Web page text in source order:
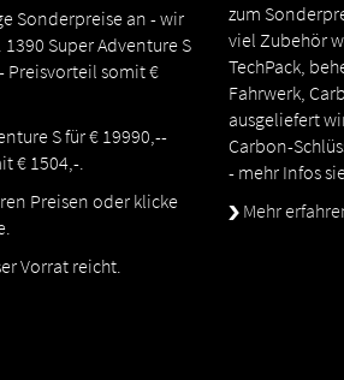
Sonderpreise an - wir
Super Adventure S
Preisvorteil somit €
S für € 19990,--
€ 1504,-.
Preisen oder klicke
Vorrat reicht.
zum
viel Zubehör
TechPack,
Fahrwerk,
ausgeliefert
Carbon-
- mehr Infos
Mehr